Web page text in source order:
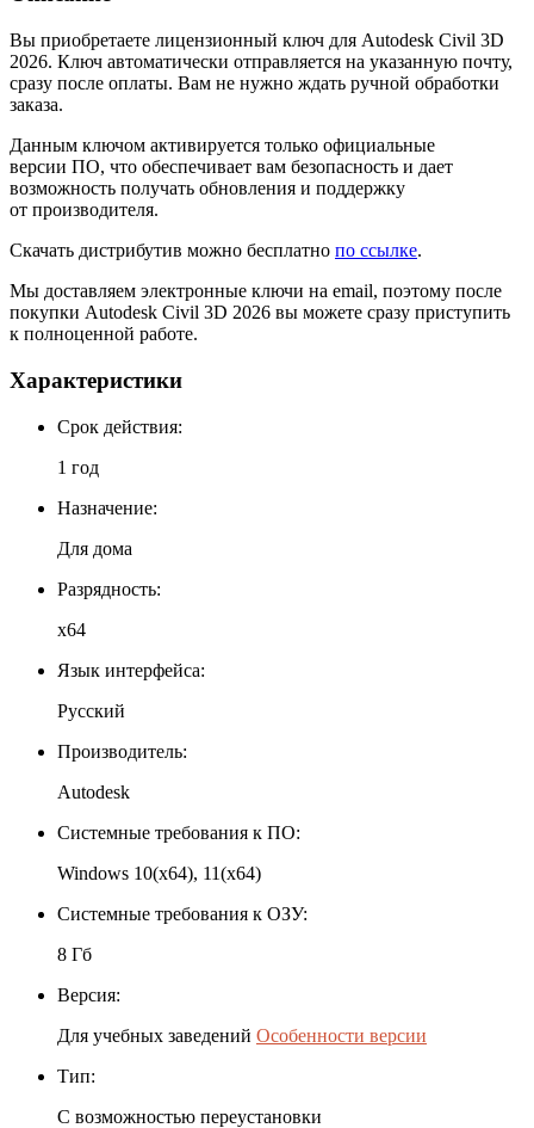
Вы приобретаете лицензионный ключ для Autodesk Civil 3D
2026. Ключ автоматически отправляется на указанную почту,
сразу после оплаты. Вам не нужно ждать ручной обработки
заказа.
Данным ключом активируется только официальные
версии ПО, что обеспечивает вам безопасность и дает
возможность получать обновления и поддержку
от производителя.
Скачать дистрибутив можно бесплатно по ссылке.
Мы доставляем электронные ключи на email, поэтому после
покупки Autodesk Civil 3D 2026 вы можете сразу приступить
к полноценной работе.
Характеристики
Cрок действия:
1 год
Назначение:
Для дома
Разрядность:
x64
Язык интерфейса:
Русский
Производитель:
Autodesk
Системные требования к ПО:
Windows 10(x64), 11(x64)
Системные требования к ОЗУ:
8 Гб
Версия:
Для учебных заведений Особенности версии
Тип:
С возможностью переустановки